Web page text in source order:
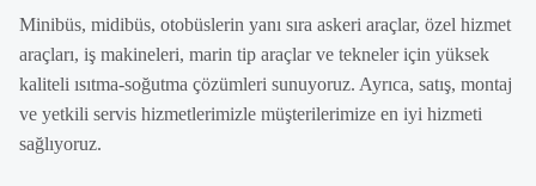
Minibüs, midibüs, otobüslerin yanı sıra askeri araçlar, özel hizmet
araçları, iş makineleri, marin tip araçlar ve tekneler için yüksek
kaliteli ısıtma-soğutma çözümleri sunuyoruz. Ayrıca, satış, montaj
ve yetkili servis hizmetlerimizle müşterilerimize en iyi hizmeti
sağlıyoruz.